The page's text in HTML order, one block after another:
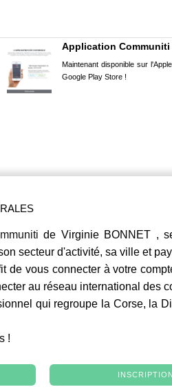
Application Communiti
Maintenant disponible sur
Google Play Store !
de Virginie BONNET ,
secteur d'activité, sa ville et
de vous connecter à votre
au réseau international des
qui regroupe la Corse, la
!
INSCRIPTION